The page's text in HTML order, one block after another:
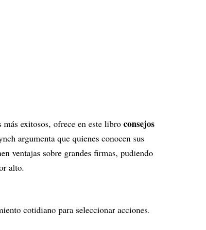
exitosos, ofrece en este libro consejos
argumenta que quienes conocen sus
ventajas sobre grandes firmas, pudiendo
alto.
cotidiano para seleccionar acciones.